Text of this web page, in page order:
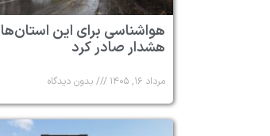
هواشناسی برای این استان‌ها
هشدار صادر کرد
مرداد ۱۶, ۱۴۰۵ بدون دیدگاه